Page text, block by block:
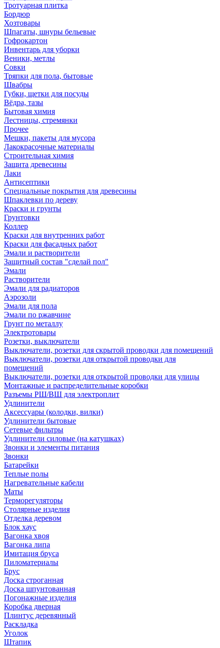
Тротуарная плитка
Бордюр
Хозтовары
Шпагаты, шнуры бельевые
Гофрокартон
Инвентарь для уборки
Веники, метлы
Совки
Тряпки для пола, бытовые
Швабры
Губки, щетки для посуды
Вёдра, тазы
Бытовая химия
Лестницы, стремянки
Прочее
Мешки, пакеты для мусора
Лакокрасочные материалы
Строительная химия
Защита древесины
Лаки
Антисептики
Специальные покрытия для древесины
Шпаклевки по дереву
Краски и грунты
Грунтовки
Коллер
Краски для внутренних работ
Краски для фасадных работ
Эмали и растворители
Защитный состав "сделай пол"
Эмали
Растворители
Эмали для радиаторов
Аэрозоли
Эмали для пола
Эмали по ржавчине
Грунт по металлу
Электротовары
Розетки, выключатели
Выключатели, розетки для скрытой проводки для помещений
Выключатели, розетки для открытой проводки для
помещений
Выключатели, розетки для открытой проводки для улицы
Монтажные и распределительные коробки
Разъемы РШ/ВШ для электроплит
Удлинители
Аксессуары (колодки, вилки)
Удлинители бытовые
Сетевые фильтры
Удлинители силовые (на катушках)
Звонки и элементы питания
Звонки
Батарейки
Теплые полы
Нагревательные кабели
Маты
Терморегуляторы
Столярные изделия
Отделка деревом
Блок хаус
Вагонка хвоя
Вагонка липа
Имитация бруса
Пиломатериалы
Брус
Доска строганная
Доска шпунтованная
Погонажные изделия
Коробка дверная
Плинтус деревянный
Раскладка
Уголок
Штапик